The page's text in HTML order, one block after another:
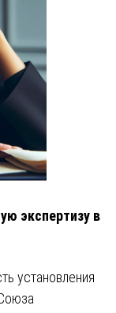
экспертизу в
установления